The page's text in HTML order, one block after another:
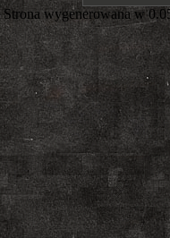
Strona wygenerowana w